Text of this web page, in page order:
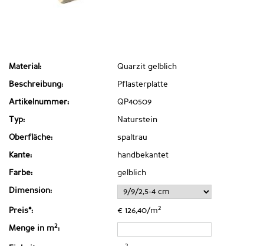
Material: Quarzit gelblich
Beschreibung: Pflasterplatte
Artikelnummer: QP40509
Typ: Naturstein
Oberfläche: spaltrau
Kante: handbekantet
Farbe: gelblich
Dimension:
Preis*: € 126,40/m2
Menge in m2: